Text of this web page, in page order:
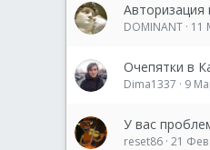
Авторизация
DOMINANT 11
Очепятки в
Dima1337 9
У вас
reset86 21 Фев